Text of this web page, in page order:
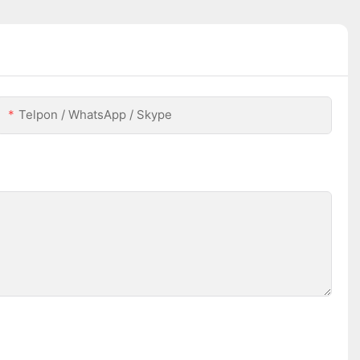
Telpon / WhatsApp / Skype